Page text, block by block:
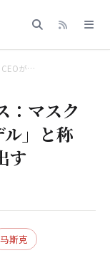
CEOが…
マスク
」と称
す
马斯克